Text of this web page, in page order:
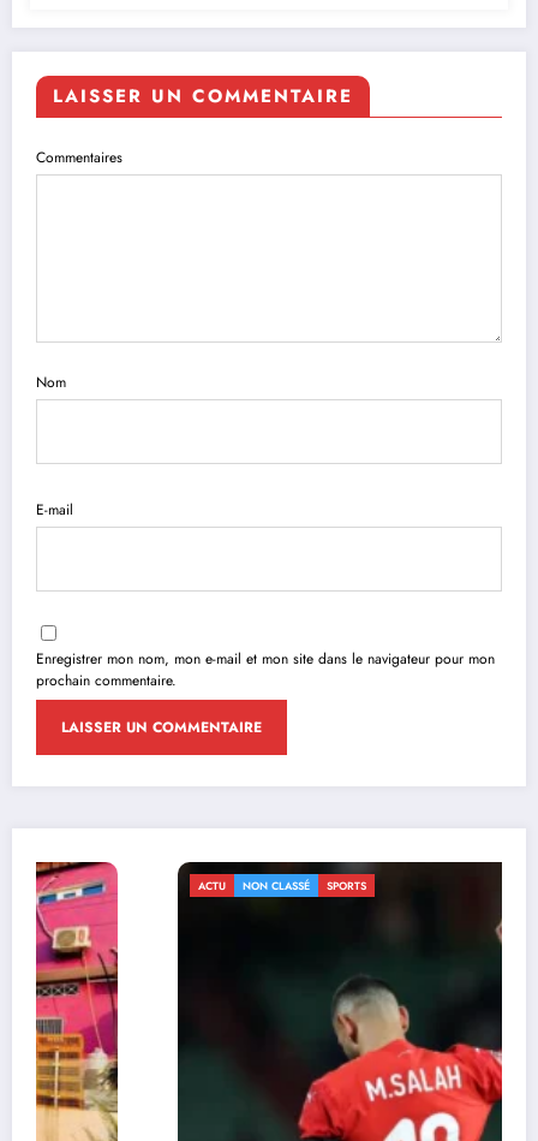
LAISSER UN COMMENTAIRE
Commentaires
Nom
E-mail
Enregistrer mon nom, mon e-mail et mon site dans le navigateur pour mon
prochain commentaire.
ACTU SPORTS